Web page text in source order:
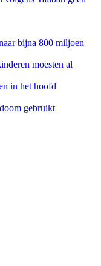
bijna 800 miljoen
moesten al
in het hoofd
gebruikt